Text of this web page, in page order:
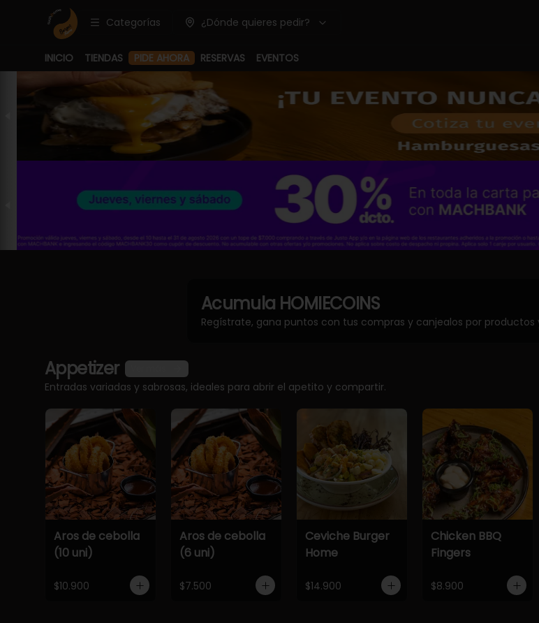
Categorías ¿Dónde quieres pedir?
INICIO TIENDAS PIDE AHORA RESERVAS EVENTOS
Acumula HOMIECOINS
Regístrate, gana puntos con tus compras y canjealos por productos
Appetizer
Entradas variadas y sabrosas, ideales para abrir el apetito y compartir.
Aros de cebolla
(10 uni)
$10.900
Aros de cebolla
(6 uni)
$7.500
Ceviche Burger
Home
$14.900
Chicken BBQ
Fingers
$8.900